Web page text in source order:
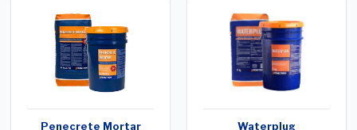
Penecrete Mortar Waterplug